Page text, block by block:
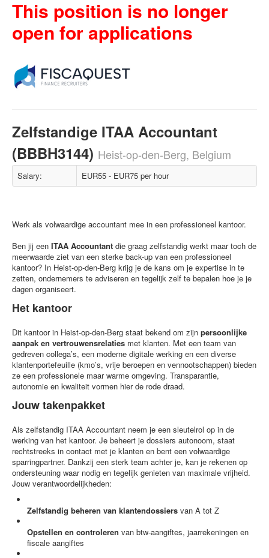
This position is no longer
open for applications
Zelfstandige ITAA Accountant
(BBBH3144) Heist-op-den-Berg, Belgium
Salary: EUR55 - EUR75 per hour
Werk als volwaardige accountant mee in een professioneel kantoor.
Ben jij een ITAA Accountant die graag zelfstandig werkt maar toch de
meerwaarde ziet van een sterke back-up van een professioneel
kantoor? In Heist-op-den-Berg krijg je de kans om je expertise in te
zetten, ondernemers te adviseren en tegelijk zelf te bepalen hoe je je
dagen organiseert.
Het kantoor
Dit kantoor in Heist-op-den-Berg staat bekend om zijn persoonlijke
aanpak en vertrouwensrelaties met klanten. Met een team van
gedreven collega’s, een moderne digitale werking en een diverse
klantenportefeuille (kmo’s, vrije beroepen en vennootschappen) bieden
ze een professionele maar warme omgeving. Transparantie,
autonomie en kwaliteit vormen hier de rode draad.
Jouw takenpakket
Als zelfstandig ITAA Accountant neem je een sleutelrol op in de
werking van het kantoor. Je beheert je dossiers autonoom, staat
rechtstreeks in contact met je klanten en bent een volwaardige
sparringpartner. Dankzij een sterk team achter je, kan je rekenen op
ondersteuning waar nodig en tegelijk genieten van maximale vrijheid.
Jouw verantwoordelijkheden:
Zelfstandig beheren van klantendossiers van A tot Z
Opstellen en controleren van btw-aangiftes, jaarrekeningen en
fiscale aangiftes